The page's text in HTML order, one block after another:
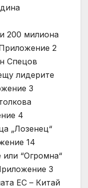
200 милиона
2
Спецов
лидерите
3
4
„Лозенец“
14
или “Огромна“
3
ЕС – Китай